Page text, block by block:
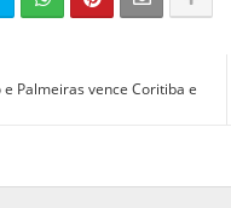
Palmeiras vence Coritiba e